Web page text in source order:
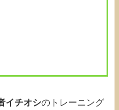
イチオシのトレーニング